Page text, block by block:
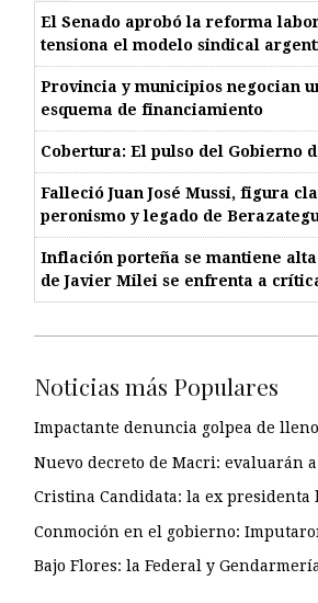
El Senado aprobó la reforma
tensiona el modelo sindical
Provincia y municipios negocian
esquema de financiamiento
Cobertura: El pulso del Gobierno
Falleció Juan José Mussi, figura
peronismo y legado de
Inflación porteña se mantiene
de Javier Milei se enfrenta a
Noticias más Populares
Impactante denuncia golpea de
Nuevo decreto de Macri: evaluarán a
Cristina Candidata: la ex presidenta
Conmoción en el gobierno:
Bajo Flores: la Federal y